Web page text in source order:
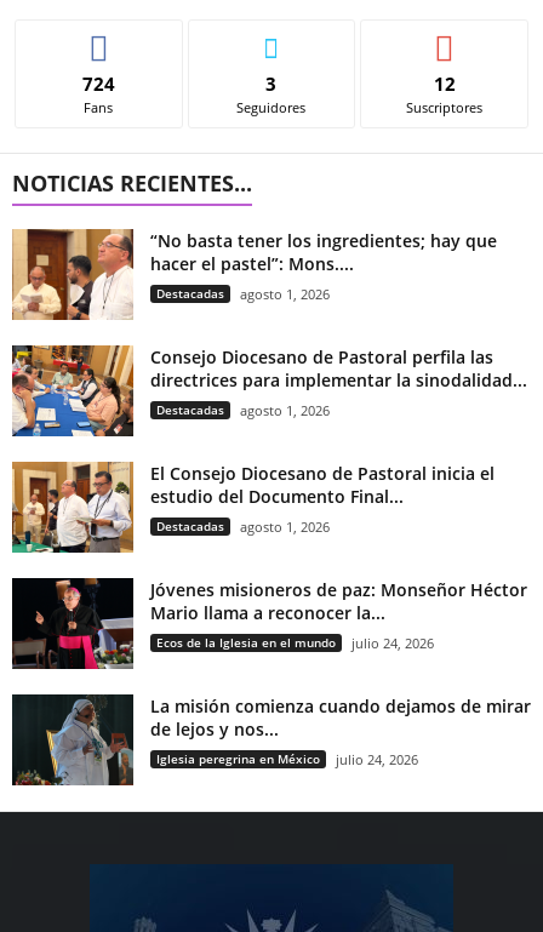
724
Fans
3
Seguidores
12
Suscriptores
NOTICIAS RECIENTES...
“No basta tener los ingredientes; hay que
hacer el pastel”: Mons....
Destacadas agosto 1, 2026
Consejo Diocesano de Pastoral perfila las
directrices para implementar la sinodalidad...
Destacadas agosto 1, 2026
El Consejo Diocesano de Pastoral inicia el
estudio del Documento Final...
Destacadas agosto 1, 2026
Jóvenes misioneros de paz: Monseñor Héctor
Mario llama a reconocer la...
Ecos de la Iglesia en el mundo julio 24, 2026
La misión comienza cuando dejamos de mirar
de lejos y nos...
Iglesia peregrina en México julio 24, 2026